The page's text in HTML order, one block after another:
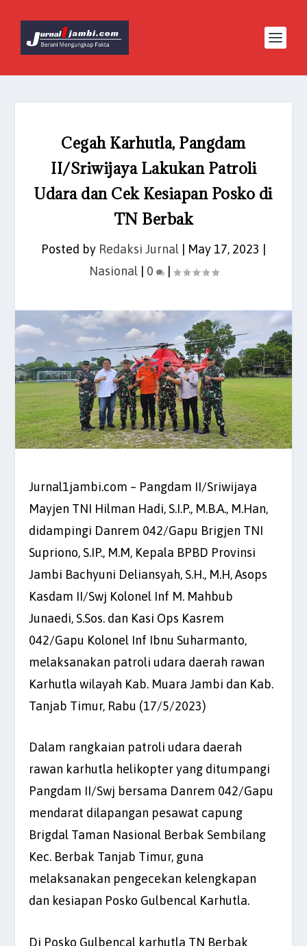
Cegah Karhutla, Pangdam
II/Sriwijaya Lakukan Patroli
Udara dan Cek Kesiapan Posko di
TN Berbak
Posted by Redaksi Jurnal May 17, 2023
Nasional| 0 |
Jurnal1jambi.com – Pangdam II/Sriwijaya
Mayjen TNI Hilman Hadi, S.I.P., M.B.A., M.Han,
didampingi Danrem 042/Gapu Brigjen TNI
Supriono, S.IP., M.M, Kepala BPBD Provinsi
Jambi Bachyuni Deliansyah, S.H., M.H, Asops
Kasdam II/Swj Kolonel Inf M. Mahbub
Junaedi, S.Sos. dan Kasi Ops Kasrem
042/Gapu Kolonel Inf Ibnu Suharmanto,
melaksanakan patroli udara daerah rawan
Karhutla wilayah Kab. Muara Jambi dan Kab.
Tanjab Timur, Rabu (17/5/2023)
Dalam rangkaian patroli udara daerah
rawan karhutla helikopter yang ditumpangi
Pangdam II/Swj bersama Danrem 042/Gapu
mendarat dilapangan pesawat capung
Brigdal Taman Nasional Berbak Sembilang
Kec. Berbak Tanjab Timur, guna
melaksanakan pengecekan kelengkapan
dan kesiapan Posko Gulbencal Karhutla.
Di Posko Gulbencal karhutla TN Berbak